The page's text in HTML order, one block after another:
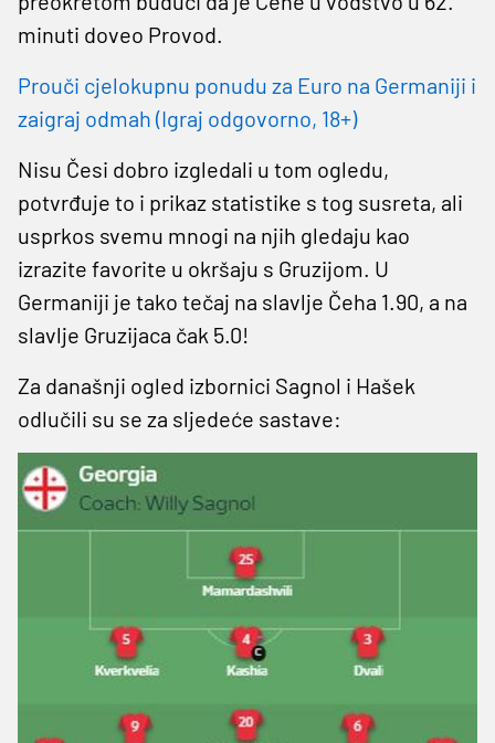
minuti doveo Provod.
Prouči cjelokupnu ponudu za Euro na Germaniji i
zaigraj odmah (Igraj odgovorno, 18+)
Nisu Česi dobro izgledali u tom ogledu,
potvrđuje to i prikaz statistike s tog susreta, ali
usprkos svemu mnogi na njih gledaju kao
izrazite favorite u okršaju s Gruzijom. U
Germaniji je tako tečaj na slavlje Čeha 1.90, a na
slavlje Gruzijaca čak 5.0!
Za današnji ogled izbornici Sagnol i Hašek
odlučili su se za sljedeće sastave: